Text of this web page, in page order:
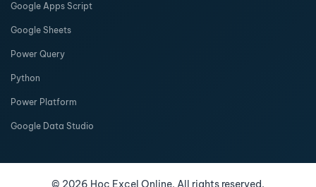
Google Apps Script
Google Sheets
Power Query
Python
Power Platform
Google Data Studio
© 2026 Học Excel Online. All rights reserved.